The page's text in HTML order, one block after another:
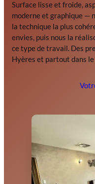
Surface lisse et froide,
moderne et graphique —
la technique la plus
envies, puis nous la
ce type de travail. Des
Hyères et partout dans le